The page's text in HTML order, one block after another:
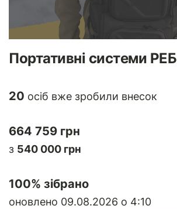
Портативні системи РЕБ
20 осіб вже зробили внесок
664 759 грн
з 540 000 грн
100% зібрано
оновлено 09.08.2026 о 4:10